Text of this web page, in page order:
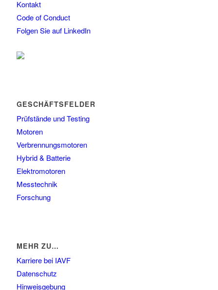
Kontakt
Code of Conduct
Folgen Sie auf LinkedIn
GESCHÄFTSFELDER
Prüfstände und Testing
Motoren
Verbrennungsmotoren
Hybrid & Batterie
Elektromotoren
Messtechnik
Forschung
MEHR ZU…
Karriere bei IAVF
Datenschutz
Hinweisgebung